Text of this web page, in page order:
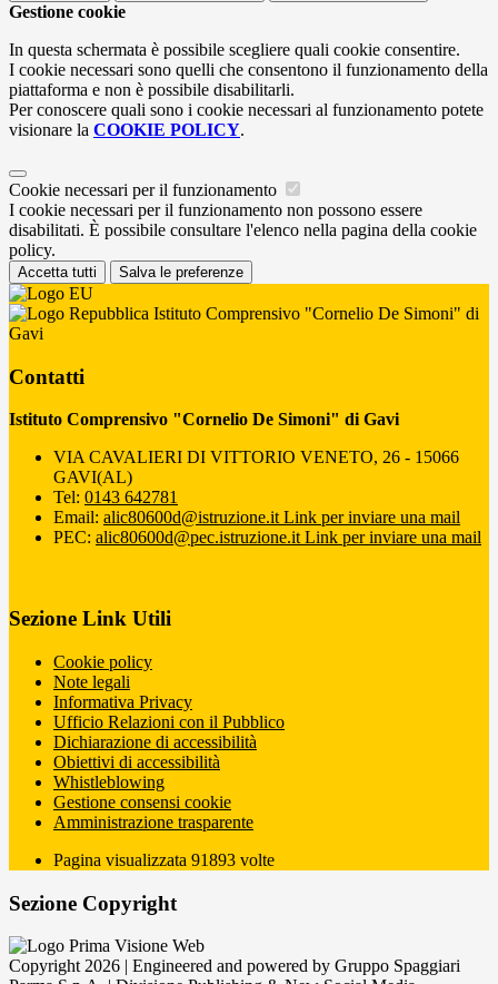
Gestione cookie
In questa schermata è possibile scegliere quali cookie consentire.
I cookie necessari sono quelli che consentono il funzionamento della
piattaforma e non è possibile disabilitarli.
Per conoscere quali sono i cookie necessari al funzionamento potete
visionare la COOKIE POLICY.
Cookie necessari per il funzionamento
I cookie necessari per il funzionamento non possono essere
disabilitati. È possibile consultare l'elenco nella pagina della cookie
policy.
Accetta tutti Salva le preferenze
Istituto Comprensivo "Cornelio De Simoni" di
Gavi
Contatti
Istituto Comprensivo "Cornelio De Simoni" di Gavi
VIA CAVALIERI DI VITTORIO VENETO, 26 - 15066
GAVI(AL)
Tel: 0143 642781
Email: alic80600d@istruzione.it Link per inviare una mail
PEC: alic80600d@pec.istruzione.it Link per inviare una mail
Sezione Link Utili
Cookie policy
Note legali
Informativa Privacy
Ufficio Relazioni con il Pubblico
Dichiarazione di accessibilità
Obiettivi di accessibilità
Whistleblowing
Gestione consensi cookie
Amministrazione trasparente
Pagina visualizzata 91893 volte
Sezione Copyright
Copyright 2026 | Engineered and powered by Gruppo Spaggiari